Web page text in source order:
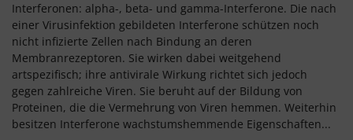
Interferonen: alpha-, beta- und gamma-Interferone. Die nach
einer Virusinfektion gebildeten Interferone schützen noch
nicht infizierte Zellen nach Bindung an deren
Membranrezeptoren. Sie wirken dabei weitgehend
artspezifisch; ihre antivirale Wirkung richtet sich jedoch
gegen zahlreiche Viren. Sie beruht auf der Bildung von
Proteinen, die die Vermehrung von Viren hemmen. Weiterhin
besitzen Interferone wachstumshemmende Eigenschaften...